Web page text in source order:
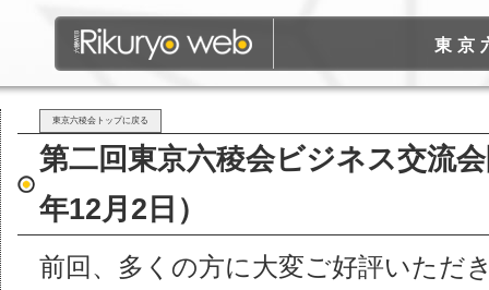
東京
東京六稜会トップに戻る
第二回東京六稜会ビジネス交流
年12⽉2⽇）
前回、多くの方に大変ご好評いただ